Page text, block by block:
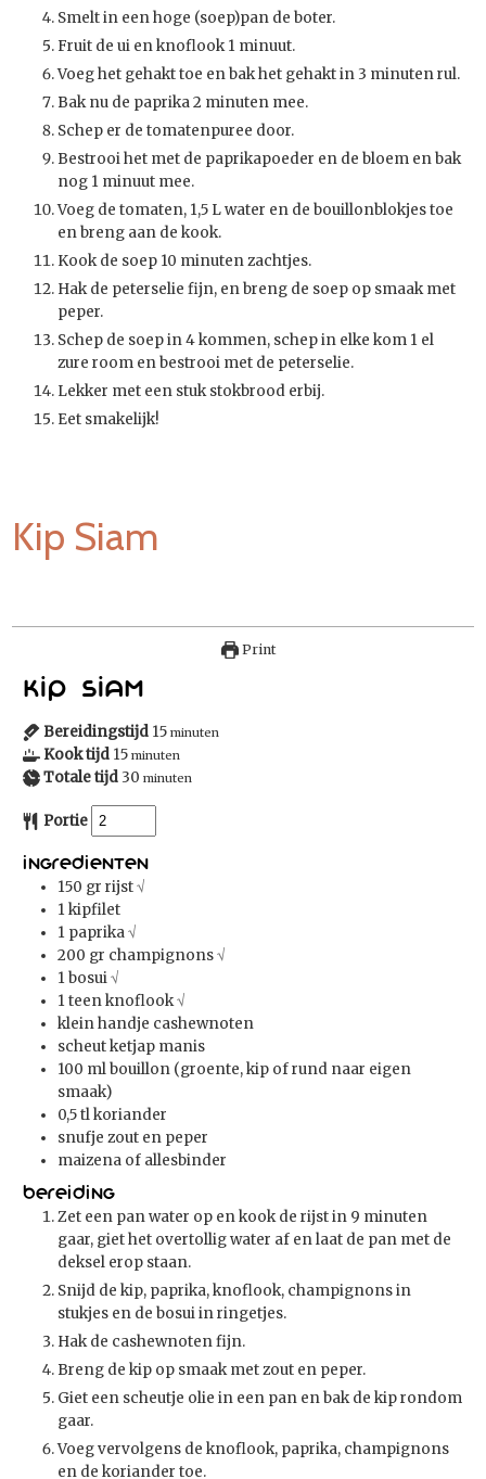
Smelt in een hoge (soep)pan de boter.
Fruit de ui en knoflook 1 minuut.
Voeg het gehakt toe en bak het gehakt in 3 minuten rul.
Bak nu de paprika 2 minuten mee.
Schep er de tomatenpuree door.
Bestrooi het met de paprikapoeder en de bloem en bak
nog 1 minuut mee.
Voeg de tomaten, 1,5 L water en de bouillonblokjes toe
en breng aan de kook.
Kook de soep 10 minuten zachtjes.
Hak de peterselie fijn, en breng de soep op smaak met
peper.
Schep de soep in 4 kommen, schep in elke kom 1 el
zure room en bestrooi met de peterselie.
Lekker met een stuk stokbrood erbij.
Eet smakelijk!
Kip Siam
Print
Kip Siam
Bereidingstijd 15 minuten
Kook tijd 15 minuten
Totale tijd 30 minuten
Portie
Ingredienten
150 gr rijst√
1kipfilet
1 paprika√
200 gr champignons√
1bosui√
1teen knoflook√
klein handje cashewnoten
scheut ketjap manis
100 mlbouillon (groente, kip of rund naar eigen
smaak)
0,5tlkoriander
snufje zout en peper
maizena of allesbinder
Bereiding
Zet een pan water op en kook de rijst in 9 minuten
gaar, giet het overtollig water af en laat de pan met de
deksel erop staan.
Snijd de kip, paprika, knoflook, champignons in
stukjes en de bosui in ringetjes.
Hak de cashewnoten fijn.
Breng de kip op smaak met zout en peper.
Giet een scheutje olie in een pan en bak de kip rondom
gaar.
Voeg vervolgens de knoflook, paprika, champignons
en de koriander toe.